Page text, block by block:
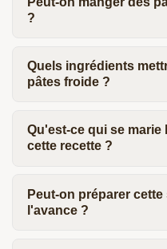
?
Quels ingrédients
pâtes froide ?
Qu'est-ce qui se
cette recette ?
Peut-on préparer
l'avance ?